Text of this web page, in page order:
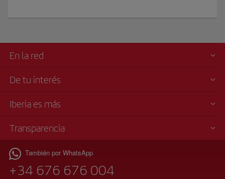
En la red
De tu interés
Iberia es más
Transparencia
También por WhatsApp
+34 676 676 004